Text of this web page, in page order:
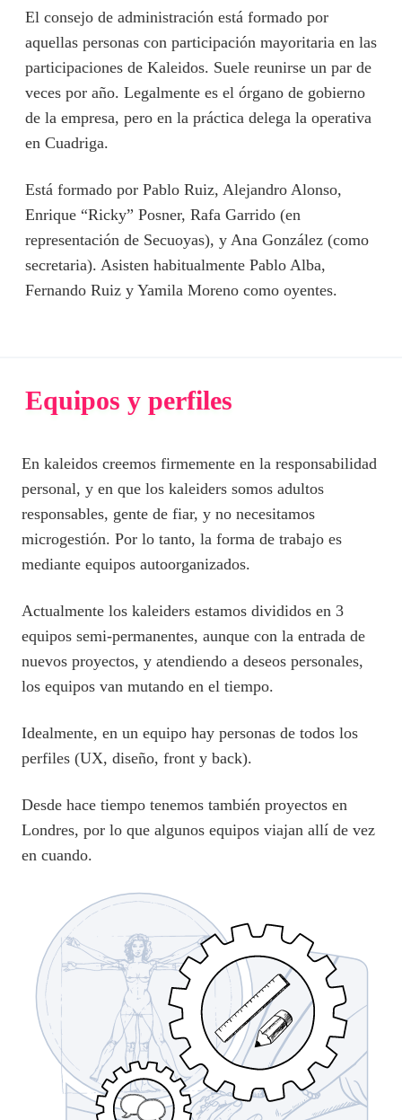
El consejo de administración está formado por
aquellas personas con participación mayoritaria en las
participaciones de Kaleidos. Suele reunirse un par de
veces por año. Legalmente es el órgano de gobierno
de la empresa, pero en la práctica delega la operativa
en Cuadriga.
Está formado por Pablo Ruiz, Alejandro Alonso,
Enrique “Ricky” Posner, Rafa Garrido (en
representación de Secuoyas), y Ana González (como
secretaria). Asisten habitualmente Pablo Alba,
Fernando Ruiz y Yamila Moreno como oyentes.
Equipos y perfiles
En kaleidos creemos firmemente en la responsabilidad
personal, y en que los kaleiders somos adultos
responsables, gente de fiar, y no necesitamos
microgestión. Por lo tanto, la forma de trabajo es
mediante equipos autoorganizados.
Actualmente los kaleiders estamos divididos en 3
equipos semi-permanentes, aunque con la entrada de
nuevos proyectos, y atendiendo a deseos personales,
los equipos van mutando en el tiempo.
Idealmente, en un equipo hay personas de todos los
perfiles (UX, diseño, front y back).
Desde hace tiempo tenemos también proyectos en
Londres, por lo que algunos equipos viajan allí de vez
en cuando.